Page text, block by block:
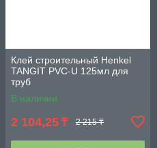
Клей строительный Henkel
TANGIT PVC-U 125мл для
труб
В наличии
2 104,25 ₸ 2 215 ₸